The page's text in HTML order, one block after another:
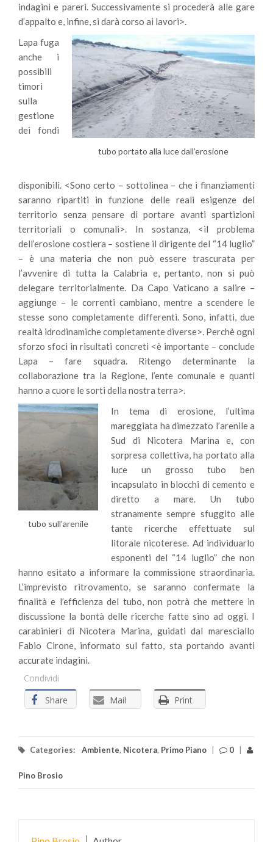
indagini e pareri. Successivamente si procederà alle gare
d’appalto e, infine, si darà corso ai lavori>.
tubo portato alla luce dall’erosione
Lapa fuga
anche i
possibili
timori
sulla
gestione
dei fondi
disponibili. <Sono certo – sottolinea – che i finanziamenti
saranno ripartiti in funzione delle reali esigenze del
territorio senza pensare di portare avanti spartizioni
territoriali o comunali>. In sostanza, <il problema
dell’erosione costiera – sostiene il dirigente del “14 luglio”
– è una materia che non può essere trascurata per
l’avvenire di tutta la Calabria e, pertanto, non si può
delegare territorialmente. Da Capo Vaticano a salire –
aggiunge – le correnti cambiano, mentre a scendere le
stesse sono completamente differenti. Sono, infatti, due
realtà idrodinamiche completamente diverse>. Perchè ogni
sforzo sfoci in risultati concreti <è importante – conclude
Lapa – fare squadra. Ritengo determinante la
collaborazione tra la Regione, l’ente comunale e quanti
hanno a cuore le sorti della nostra terra>.
tubo sull’arenile
In tema di erosione, l’ultima
mareggiata ha dimezzato l’arenile a
Sud di Nicotera Marina e, con
sorpresa collettiva, ha portato alla
luce un grosso tubo ben
incapsulato in blocchi di cemento e
diretto a mare. Un tubo
stranamente sempre sfuggito alle
tante ricerche effettuate sul
litorale nicoterese. Ad individuarlo
esponenti del “14 luglio” che non
hanno esitato a informare la commissione straordinaria.
L’imprevisto ritrovamento, se saranno confermate la
finalità e l’efficienza del tubo, non potrà che mettere in
discussione la bontà delle ricerche fatte sino ad oggi. I
carabinieri di Nicotera Marina, guidati dal maresciallo
Fabio Cirone, informato sul fatto, sta portando avanti
accurate indagini.
Condividi
Share
Mail Print
Categories: Ambiente, Nicotera, Primo Piano 0
Pino Brosio